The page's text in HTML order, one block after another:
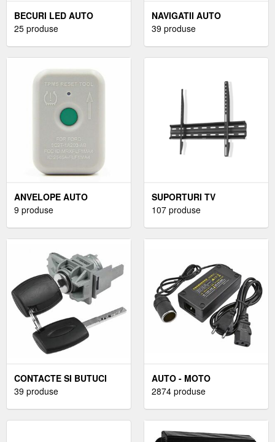
BECURI LED AUTO
H11/H8/H9
25 produse
NAVIGATII AUTO
39 produse
ANVELOPE AUTO
9 produse
SUPORTURI TV
107 produse
CONTACTE SI BUTUCI
AUTO
39 produse
AUTO - MOTO
2874 produse